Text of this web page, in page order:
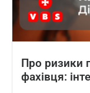
Про ризики
фахівця: